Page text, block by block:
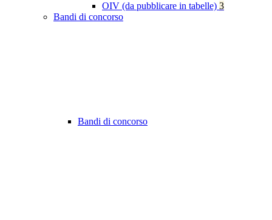
OIV (da pubblicare in tabelle) 3
Bandi di concorso
Bandi di concorso